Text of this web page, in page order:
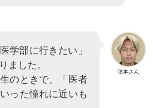
弦本さん
学部に行きたい」
ました。
のときで、「医者
った憧れに近いも